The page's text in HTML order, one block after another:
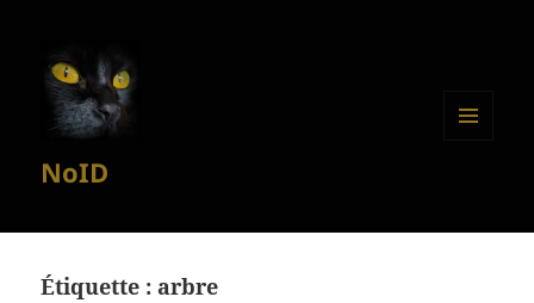
NoID
Étiquette : arbre